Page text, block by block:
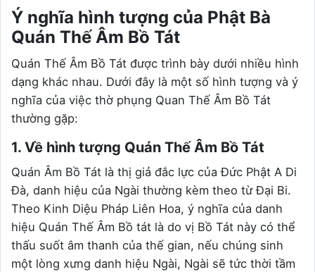
Ý nghĩa hình tượng của Phật Bà
Quán Thế Âm Bồ Tát
Quán Thế Âm Bồ Tát được trình bày dưới nhiều hình
dạng khác nhau. Dưới đây là một số hình tượng và ý
nghĩa của việc thờ phụng Quan Thế Âm Bồ Tát
thường gặp:
1. Về hình tượng Quán Thế Âm Bồ Tát
Quán Âm Bồ Tát là thị giả đắc lực của Đức Phật A Di
Đà, danh hiệu của Ngài thường kèm theo từ Đại Bi.
Theo Kinh Diệu Pháp Liên Hoa, ý nghĩa của danh
hiệu Quán Thế Âm Bồ tát là do vị Bồ Tát này có thể
thấu suốt âm thanh của thế gian, nếu chúng sinh
một lòng xưng danh hiệu Ngài, Ngài sẽ tức thời tầm